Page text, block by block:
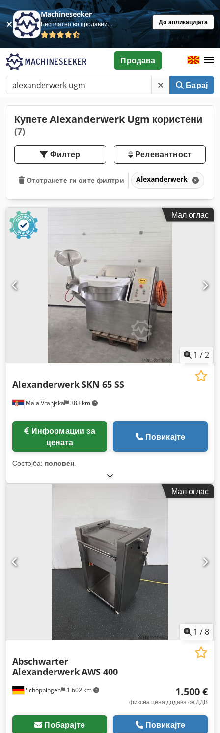
Machineseeker
Бесплатно во продавница До апликацијата
Барај
Продава
Купете Alexanderwerk Ugm користени
(7)
Филтер Релевантност
Отстранете ги сите филтри Alexanderwerk
Мал оглас
1 /2
Mala Vranjska 383 km
AlexanderwerkSKN 65 SS
цената
Повикајте
Состојба: половен,
Мал оглас
1 /8
Schöppingen 1.602 km
Abschwarter
AlexanderwerkAWS 400
1.500 €
фиксна цена додава се ДДВ
Побарајте Повикајте